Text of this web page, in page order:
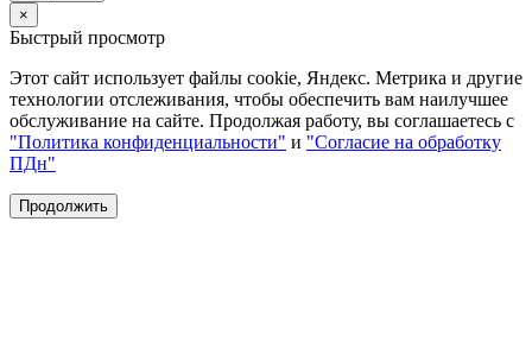
×
Быстрый просмотр
Этот сайт использует файлы cookie, Яндекс. Метрика и другие
технологии отслеживания, чтобы обеспечить вам наилучшее
обслуживание на сайте. Продолжая работу, вы соглашаетесь с
"Политика конфиденциальности" и "Согласие на обработку
ПДн"
Продолжить